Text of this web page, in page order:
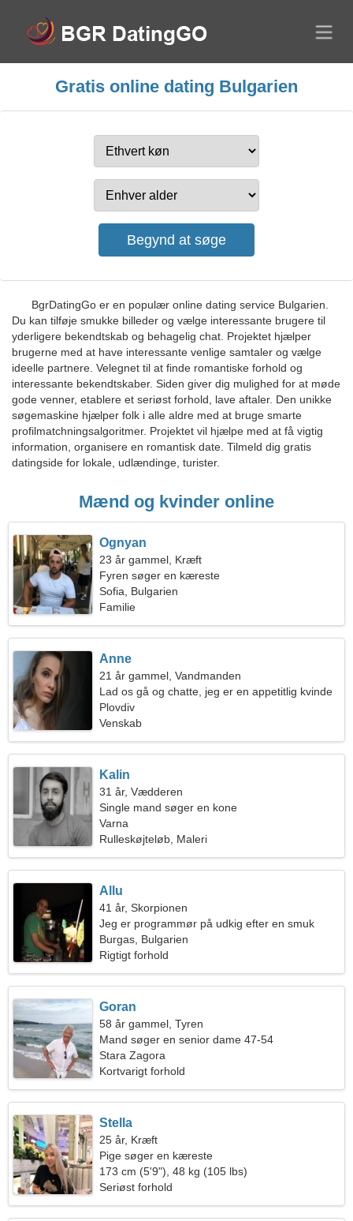
Gratis online dating Bulgarien
BgrDatingGo er en populær online dating service Bulgarien.
Du kan tilføje smukke billeder og vælge interessante brugere til
yderligere bekendtskab og behagelig chat. Projektet hjælper
brugerne med at have interessante venlige samtaler og vælge
ideelle partnere. Velegnet til at finde romantiske forhold og
interessante bekendtskaber. Siden giver dig mulighed for at møde
gode venner, etablere et seriøst forhold, lave aftaler. Den unikke
søgemaskine hjælper folk i alle aldre med at bruge smarte
profilmatchningsalgoritmer. Projektet vil hjælpe med at få vigtig
information, organisere en romantisk date. Tilmeld dig gratis
datingside for lokale, udlændinge, turister.
Mænd og kvinder online
Ognyan
23 år gammel, Kræft
Fyren søger en kæreste
Sofia, Bulgarien
Familie
Anne
21 år gammel, Vandmanden
Lad os gå og chatte, jeg er en appetitlig kvinde
Plovdiv
Venskab
Kalin
31 år, Vædderen
Single mand søger en kone
Varna
Rulleskøjteløb, Maleri
Allu
41 år, Skorpionen
Jeg er programmør på udkig efter en smuk
kvinde
Burgas, Bulgarien
Rigtigt forhold
Goran
58 år gammel, Tyren
Mand søger en senior dame 47-54
Stara Zagora
Kortvarigt forhold
Stella
25 år, Kræft
Pige søger en kæreste
173 cm (5'9"), 48 kg (105 lbs)
Seriøst forhold